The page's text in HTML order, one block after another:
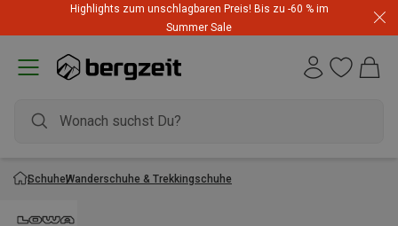
Highlights zum unschlagbaren Preis! Bis zu -60 % im
Summer Sale
SchuheWanderschuhe & Trekkingschuhe